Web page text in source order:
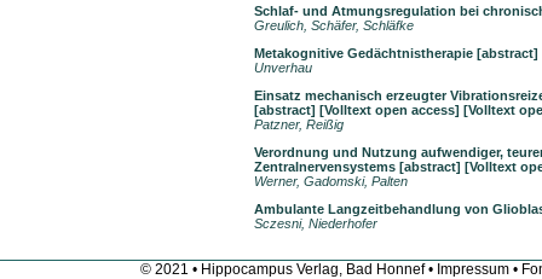
Schlaf- und Atmungsregulation bei
Greulich, Schäfer, Schläfke
Metakognitive Gedächtnistherapie [abstract]
Unverhau
Einsatz mechanisch erzeugter
[abstract] [Volltext open access] [Volltext
Patzner, Reißig
Verordnung und Nutzung aufwendiger,
Zentralnervensystems [abstract] [Volltext
Werner, Gadomski, Palten
Ambulante Langzeitbehandlung von
Sczesni, Niederhofer
© 2021 • Hippocampus Verlag, Bad Honnef • Impressum •